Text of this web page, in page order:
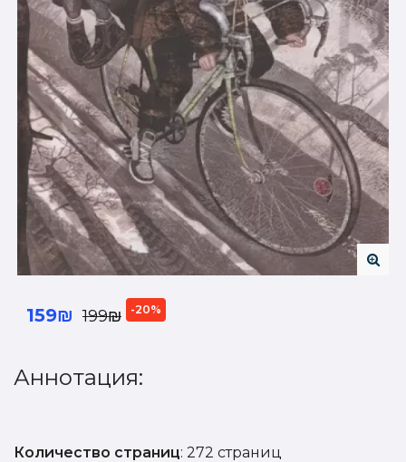
159₪ 199₪ -20%
Аннотация:
Количество страниц: 272 страниц